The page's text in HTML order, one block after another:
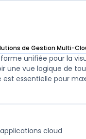
de Gestion Multi-
Ezmeral Data Fabric
unifiée pour la
une vue logique de
essentielle pour max
cloud